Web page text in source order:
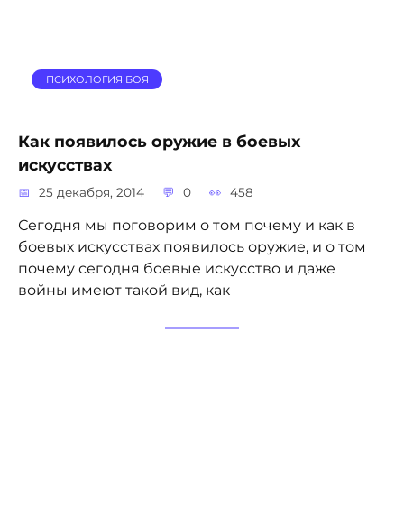
ПСИХОЛОГИЯ БОЯ
Как появилось оружие в боевых
искусствах
25 декабря, 2014 0 458
Сегодня мы поговорим о том почему и как в
боевых искусствах появилось оружие, и о том
почему сегодня боевые искусство и даже
войны имеют такой вид, как